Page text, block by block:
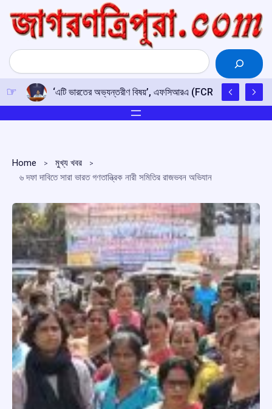
content
Search
‘এটি ভারতের অভ্যন্তরীণ বিষয়’, এফসিআরএ (FCRA) সংশোধনী বিল
Home
মুখ্য খবর
৬ দফা দাবিতে সারা ভারত গণতান্ত্রিক নারী সমিতির রাজভবন অভিযান